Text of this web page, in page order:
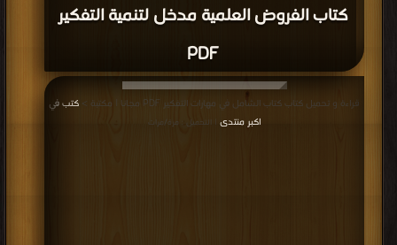
كتاب الفروض العلمية مدخل لتنمية التفكير
PDF
قراءة و تحميل كتاب كتاب الشامل في مهارات التفكير PDF مجانا | مكتبة >
كتب في
اكبر منتدى
| التحميل : مرة/مرات